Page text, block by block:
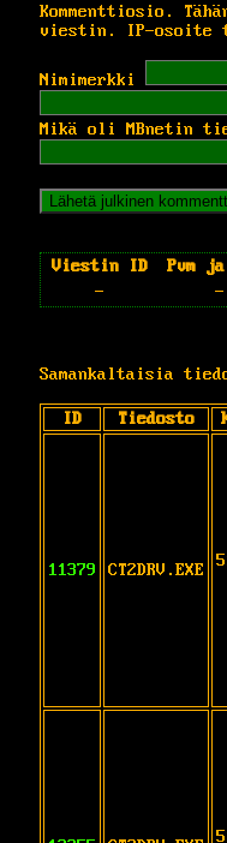
Kommenttiosio.
viestin. IP-osoite
Nimimerkki
Mikä oli MBnetin
Viestin ID Pvm
-
-
Samankaltaisia
ID Tiedosto
11379 CT2DRV.EXE